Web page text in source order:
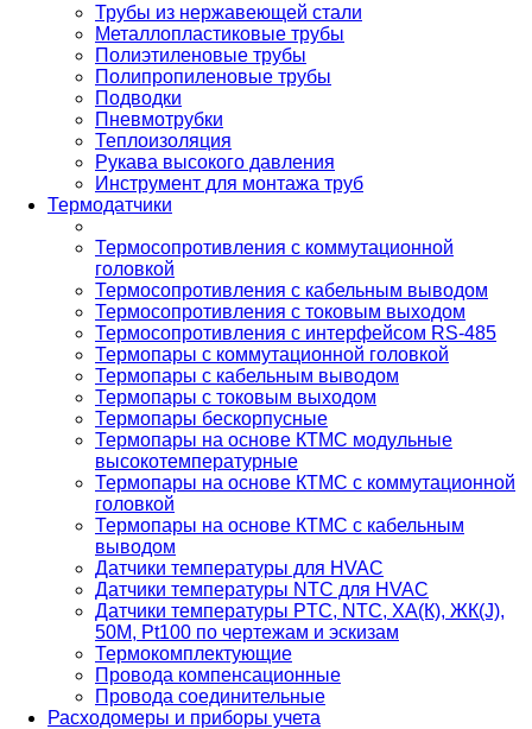
Трубы из нержавеющей стали
Металлопластиковые трубы
Полиэтиленовые трубы
Полипропиленовые трубы
Подводки
Пневмотрубки
Теплоизоляция
Рукава высокого давления
Инструмент для монтажа труб
Термодатчики
Термосопротивления с коммутационной
головкой
Термосопротивления с кабельным выводом
Термосопротивления с токовым выходом
Термосопротивления с интерфейсом RS-485
Термопары с коммутационной головкой
Термопары с кабельным выводом
Термопары с токовым выходом
Термопары бескорпусные
Термопары на основе КТМС модульные
высокотемпературные
Термопары на основе КТМС с коммутационной
головкой
Термопары на основе КТМС с кабельным
выводом
Датчики температуры для HVAC
Датчики температуры NTC для HVAC
Датчики температуры PTС, NTC, ХА(К), ЖК(J),
50М, Pt100 по чертежам и эскизам
Термокомплектующие
Провода компенсационные
Провода соединительные
Расходомеры и приборы учета